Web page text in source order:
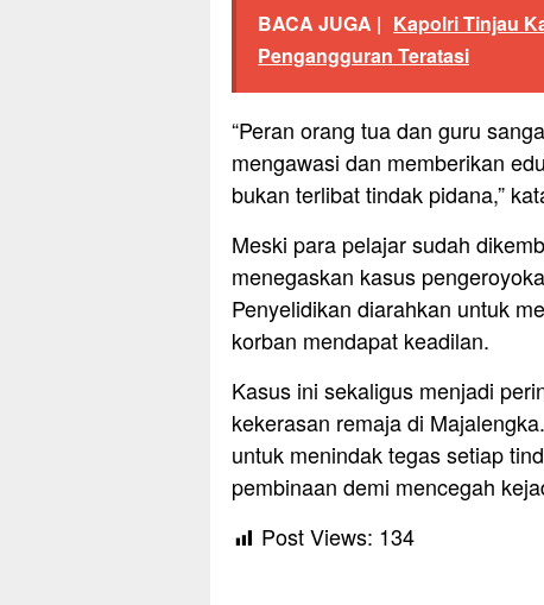
BACA JUGA | Kapolri Tinjau
Pengangguran Teratasi
“Peran orang tua dan guru
mengawasi dan memberikan
bukan terlibat tindak pidana,”
Meski para pelajar sudah
menegaskan kasus
Penyelidikan diarahkan untuk
korban mendapat keadilan.
Kasus ini sekaligus menjadi
kekerasan remaja di
untuk menindak tegas setiap
pembinaan demi mencegah
Post Views: 134